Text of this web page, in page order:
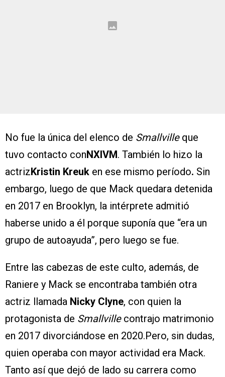
No fue la única del elenco de Smallville que
tuvo contacto conNXIVM. También lo hizo la
actrizKristin Kreuk en ese mismo período. Sin
embargo, luego de que Mack quedara detenida
en 2017 en Brooklyn, la intérprete admitió
haberse unido a él porque suponía que “era un
grupo de autoayuda”, pero luego se fue.
Entre las cabezas de este culto, además, de
Raniere y Mack se encontraba también otra
actriz llamada Nicky Clyne, con quien la
protagonista de Smallville contrajo matrimonio
en 2017 divorciándose en 2020.Pero, sin dudas,
quien operaba con mayor actividad era Mack.
Tanto así que dejó de lado su carrera como